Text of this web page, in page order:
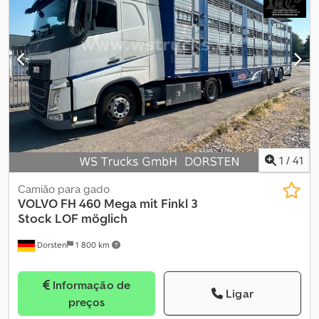
elétrico * Registo: 01-2020 * Caixa automática * VEB (Travão de
motor Volvo) * 1 cama * SUSPENSÃO DE MOLAS / AR * Reboque
frigorífico Schmitz Carrier ICELAND * Registo: 11-2019 *
Refrigeração totalmente elétrica * 3 compartimentos * Mais fotos
e vídeos por Whatsapp * Informações sem garantia. Venda sujeita
a alteração. Crsdpfjy Ikmwox Amajf
1 / 41
Dorsten 1 800 km
Camião para gado
VOLVO FH 460 Mega mit Finkl 3
Stock LOF möglich
Informação de
preços
Ligar